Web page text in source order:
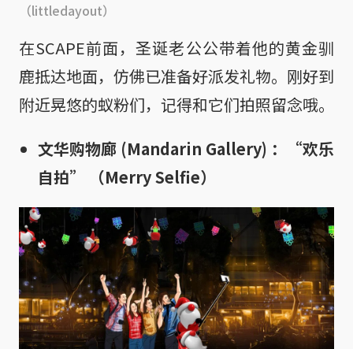
（littledayout）
在SCAPE前面，圣诞老公公带着他的黄金驯
鹿抵达地面，仿佛已准备好派发礼物。刚好到
附近晃悠的蚁粉们，记得和它们拍照留念哦。
文华购物廊 (Mandarin Gallery) ：“欢乐
自拍” （Merry Selfie）